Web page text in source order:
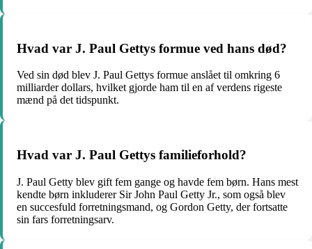
Hvad var J. Paul Gettys formue ved hans død?
Ved sin død blev J. Paul Gettys formue anslået til omkring 6
milliarder dollars, hvilket gjorde ham til en af ​​verdens rigeste
mænd på det tidspunkt.
Hvad var J. Paul Gettys familieforhold?
J. Paul Getty blev gift fem gange og havde fem børn. Hans mest
kendte børn inkluderer Sir John Paul Getty Jr., som også blev
en succesfuld forretningsmand, og Gordon Getty, der fortsatte
sin fars forretningsarv.